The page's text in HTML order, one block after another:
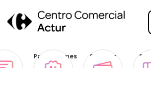
Promociones
Ofertas
Club